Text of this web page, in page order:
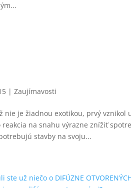
|Zaujímavosti
nie je žiadnou exotikou, prvý vznikol
na snahu výrazne znížiť
stavby na svoju...